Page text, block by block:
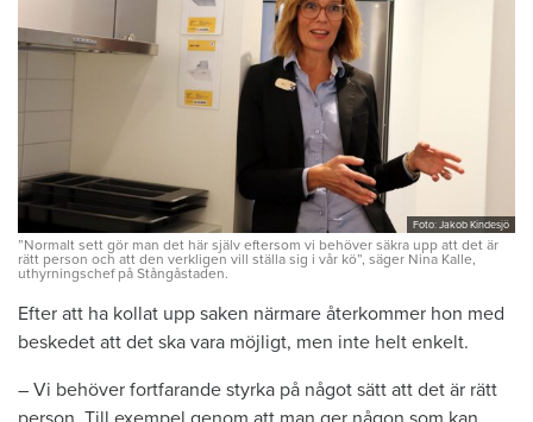
Foto: Jakob Kindesjö
”Normalt sett gör man det här själv eftersom vi behöver säkra upp att det är
rätt person och att den verkligen vill ställa sig i vår kö”, säger Nina Kalle,
uthyrningschef på Stångåstaden.
Efter att ha kollat upp saken närmare återkommer hon med
beskedet att det ska vara möjligt, men inte helt enkelt.
– Vi behöver fortfarande styrka på något sätt att det är rätt